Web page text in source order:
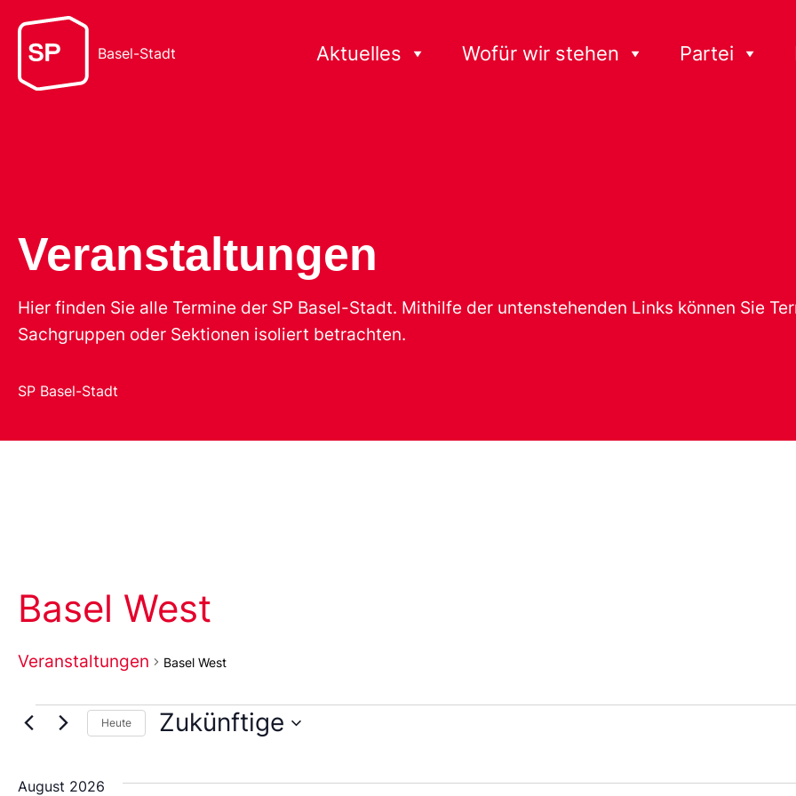
Basel-Stadt Aktuelles Wofür wir stehen Partei
Veranstaltungen
Hier finden Sie alle Termine der SP Basel-Stadt. Mithilfe der untenstehenden Links können Sie
Sachgruppen oder Sektionen isoliert betrachten.
SP Basel-Stadt
Basel West
Veranstaltungen Basel West
Heute Zukünftige
das
August 2026